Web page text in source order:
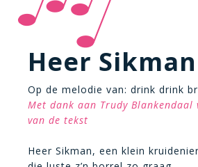
Heer Sikman
Op de melodie van: drink drink
Met dank aan Trudy
van de tekst
Heer Sikman, een klein